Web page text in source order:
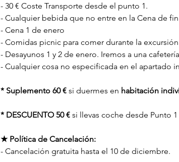
- 30 € Coste Transporte desde el punto 1.
- Cualquier bebida que no entre en la Cena de
- Cena 1 de enero
- Comidas picnic para comer durante la excursión
- Desayunos 1 y 2 de enero. Iremos a una
- Cualquier cosa no especificada en el apartado
* Suplemento 60 € si duermes en habitación
* DESCUENTO 50 € si llevas coche desde Punto
★ Política de Cancelación:
- Cancelación gratuita hasta el 10 de diciembre.